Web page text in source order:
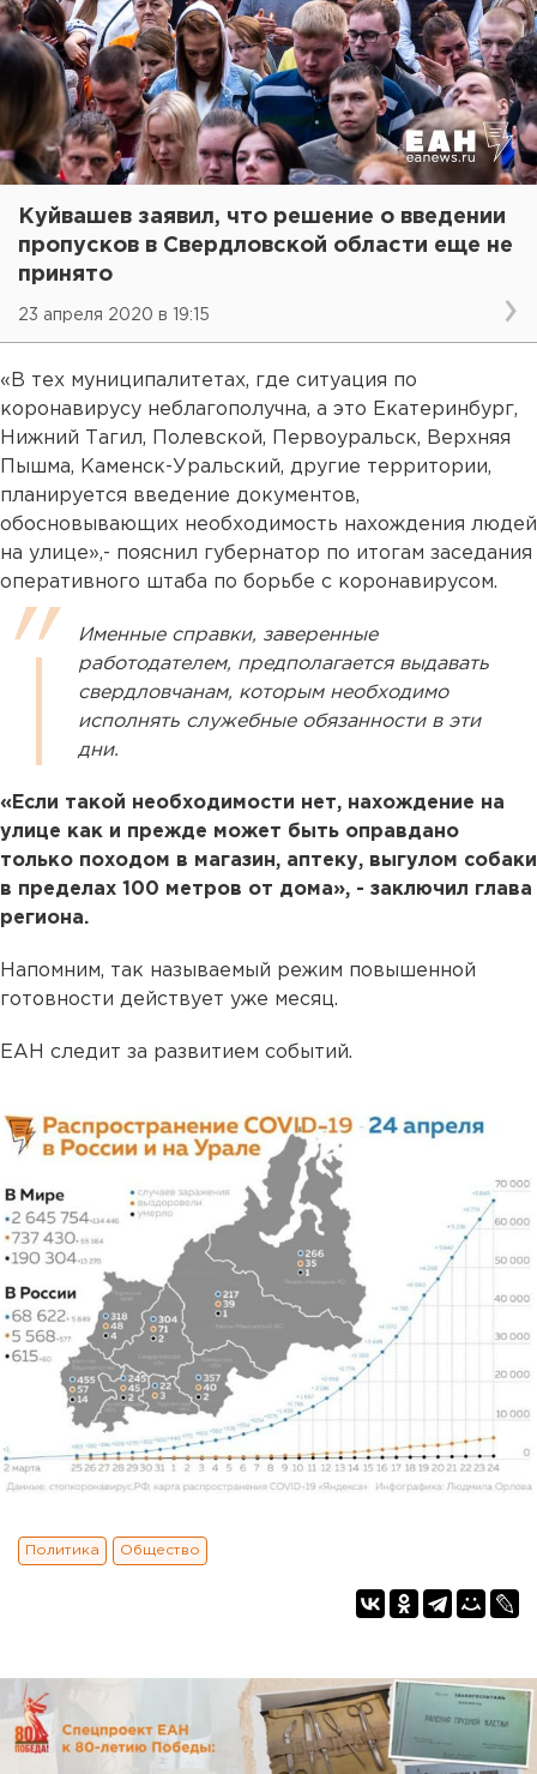
Куйвашев заявил, что решение о введении
пропусков в Свердловской области еще не
принято
23 апреля 2020 в 19:15
«В тех муниципалитетах, где ситуация по
коронавирусу неблагополучна, а это Екатеринбург,
Нижний Тагил, Полевской, Первоуральск, Верхняя
Пышма, Каменск-Уральский, другие территории,
планируется введение документов,
обосновывающих необходимость нахождения людей
на улице»,- пояснил губернатор по итогам заседания
оперативного штаба по борьбе с коронавирусом.
Именные справки, заверенные
работодателем, предполагается выдавать
свердловчанам, которым необходимо
исполнять служебные обязанности в эти
дни.
«Если такой необходимости нет, нахождение на
улице как и прежде может быть оправдано
только походом в магазин, аптеку, выгулом собаки
в пределах 100 метров от дома», - заключил глава
региона.
Напомним, так называемый режим повышенной
готовности действует уже месяц.
ЕАН следит за развитием событий.
Политика Общество